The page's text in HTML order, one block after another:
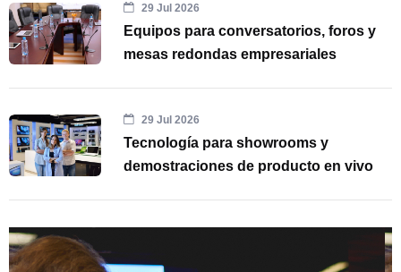
29 Jul 2026
Equipos para conversatorios, foros y
mesas redondas empresariales
29 Jul 2026
Tecnología para showrooms y
demostraciones de producto en vivo